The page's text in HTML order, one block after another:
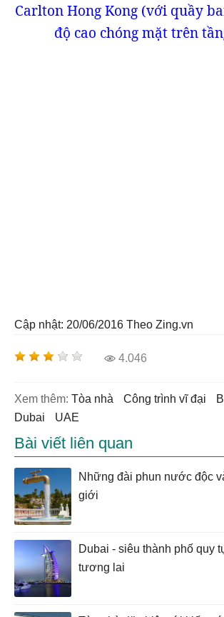
Carlton Hong Kong (với quầy
độ cao chóng mặt trên
Cập nhật: 20/06/2016 Theo Zing.vn
4.046
Xem thêm: tòa nhà công trình vĩ đại
Dubai
UAE
Bài viết liên quan
Những đài phun nước độc
giới
Dubai - siêu thành phố quy
tương lai